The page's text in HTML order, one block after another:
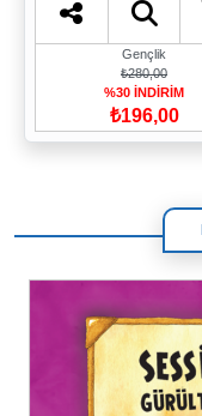
Gençlik
₺280,00
%30 İNDİRİM
₺196,00